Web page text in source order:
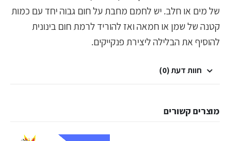
של מים או חלב. יש לחמם מחבת על חום גבוה יחד עם כמות
קטנה של שמן או חמאה ואז להוריד לרמת חום בינונית
להוסיף את הבלילה ליצירת פנקייקים.
חוות דעת (0)
מוצרים קשורים